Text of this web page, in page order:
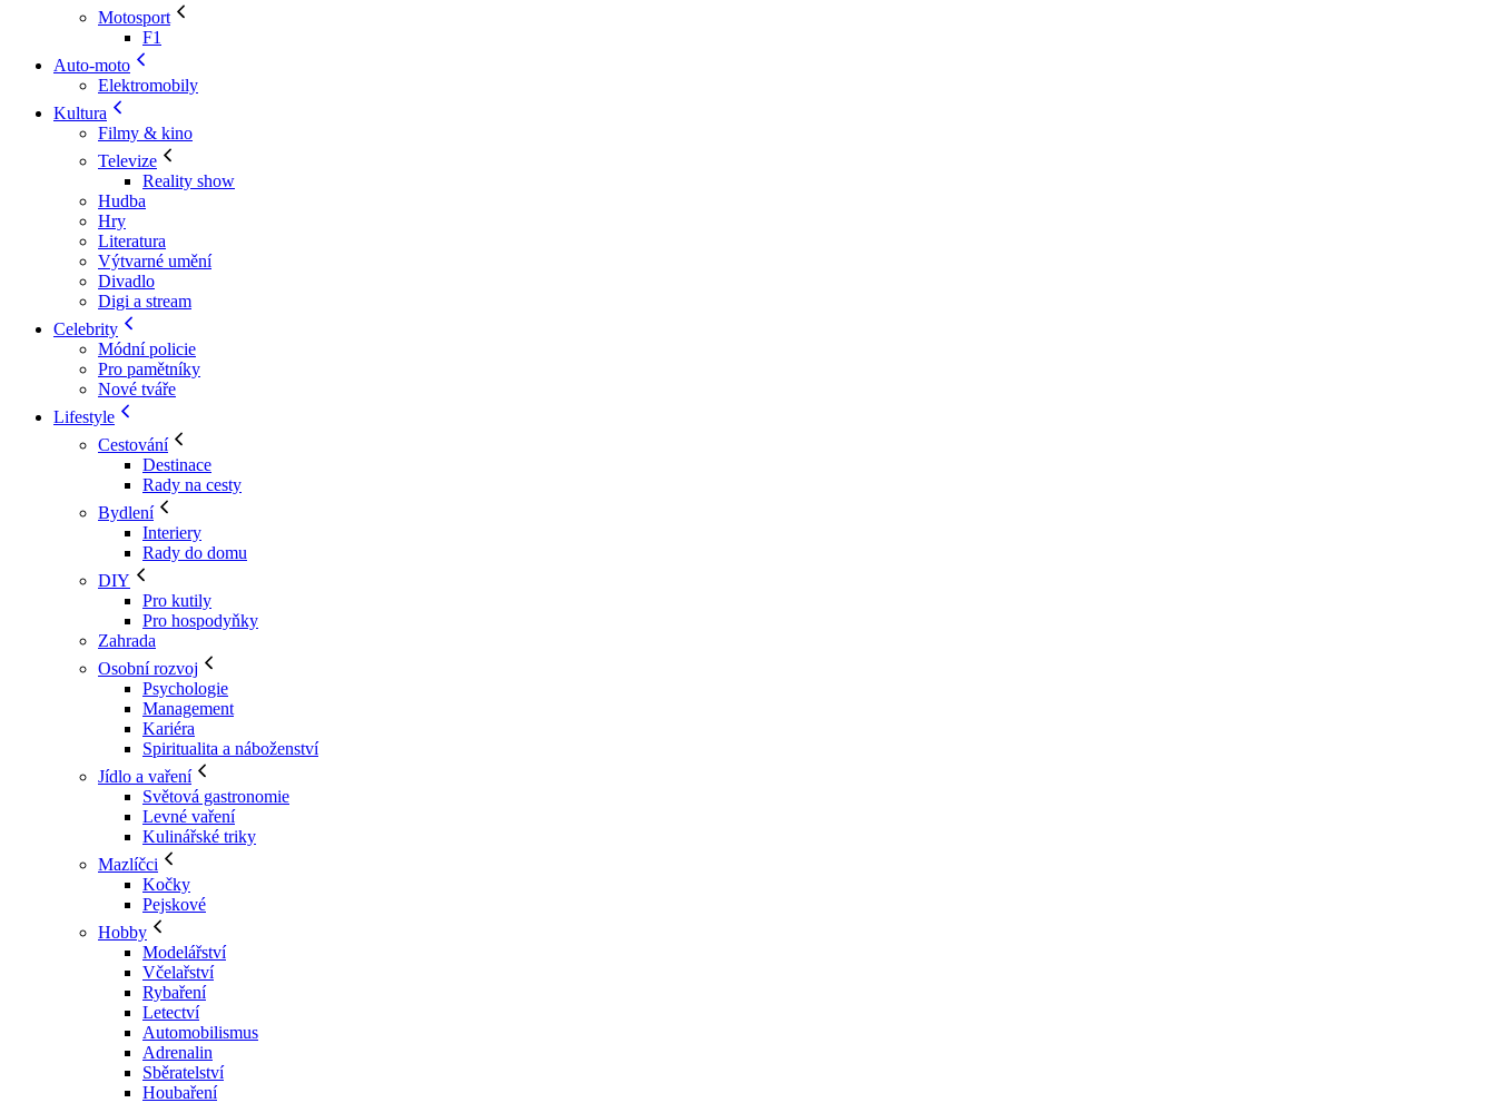
Motosport
F1
Auto-moto
Elektromobily
Kultura
Filmy & kino
Televize
Reality show
Hudba
Hry
Literatura
Výtvarné umění
Divadlo
Digi a stream
Celebrity
Módní policie
Pro pamětníky
Nové tváře
Lifestyle
Cestování
Destinace
Rady na cesty
Bydlení
Interiery
Rady do domu
DIY
Pro kutily
Pro hospodyňky
Zahrada
Osobní rozvoj
Psychologie
Management
Kariéra
Spiritualita a náboženství
Jídlo a vaření
Světová gastronomie
Levné vaření
Kulinářské triky
Mazlíčci
Kočky
Pejskové
Hobby
Modelářství
Včelařství
Rybaření
Letectví
Automobilismus
Adrenalin
Sběratelství
Houbaření